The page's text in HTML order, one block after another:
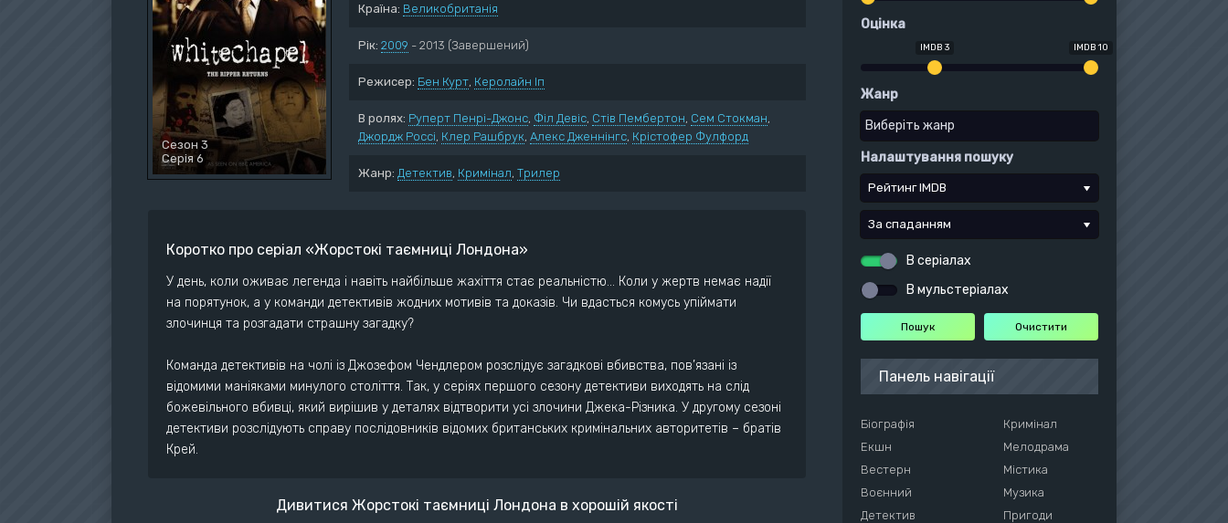
Сезон 3
Серія 6
Країна: Великобританія
Рік: 2009 - 2013 (Завершений)
Режисер: Бен Курт, Керолайн Іп
В ролях: Руперт Пенрі-Джонс, Філ Девіс, Стів Пембертон, Сем Стокман,
Джордж Россі, Клер Рашбрук, Алекс Дженнінгс, Крістофер Фулфорд
Жанр: Детектив, Кримінал, Трилер
Коротко про серіал «Жорстокі таємниці Лондона»
У день, коли оживає легенда і навіть найбільше жахіття стає реальністю… Коли у жертв немає надії
на порятунок, а у команди детективів жодних мотивів та доказів. Чи вдасться комусь упіймати
злочинця та розгадати страшну загадку?
Команда детективів на чолі із Джозефом Чендлером розслідує загадкові вбивства, пов’язані із
відомими маніяками минулого століття. Так, у серіях першого сезону детективи виходять на слід
божевільного вбивці, який вирішив у деталях відтворити усі злочини Джека-Різника. У другому сезоні
детективи розслідують справу послідовників відомих британських кримінальних авторитетів – братів
Крей.
Дивитися Жорстокі таємниці Лондона в хорошій якості
Оцінка
IMDB 3 IMDB 10
Жанр
Налаштування пошуку
Рейтинг IMDB
За спаданням
В серіалах
В мульстеріалах
Панель навігації
Біографія
Екшн
Вестерн
Воєнний
Детектив
Кримінал
Мелодрама
Містика
Музика
Пригоди
Воєнний
Детектив
Драма
Історія
Комедія
Фентезі